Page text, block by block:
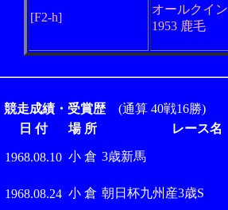
[F2-h]
オールクイン
1953 鹿毛
競走成績・受賞歴(通算 40戦16勝)
日 付
場 所 レース名
1968.08.10 小 倉 3歳新馬
1968.08.24 小 倉 朝日杯九州産3歳S